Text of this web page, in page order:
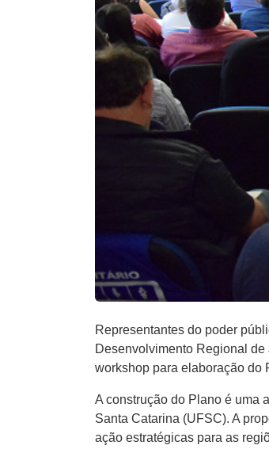
Representantes do poder
Desenvolvimento Regional
workshop para elaboração do
A construção do Plano é uma
Santa Catarina (UFSC). A
ação estratégicas para as